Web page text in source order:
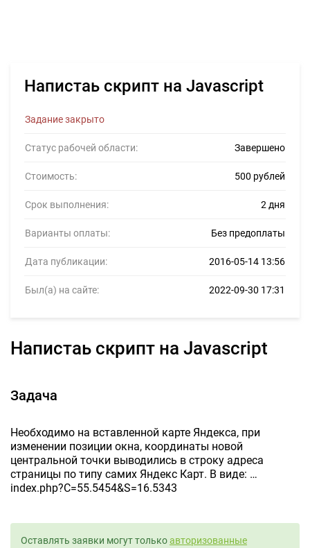
Напистаь скрипт на Javascript
Задание закрыто
Статус рабочей области: Завершено
Стоимость: 500 рублей
Срок выполнения: 2 дня
Варианты оплаты: Без предоплаты
Дата публикации: 2016-05-14 13:56
Был(а) на сайте: 2022-09-30 17:31
Напистаь скрипт на Javascript
Задача
Необходимо на вставленной карте Яндекса, при
изменении позиции окна, координаты новой
центральной точки выводились в строку адреса
страницы по типу самих Яндекс Карт. В виде: …
index.php?C=55.5454&S=16.5343
Оставлять заявки могут толькоавторизованные